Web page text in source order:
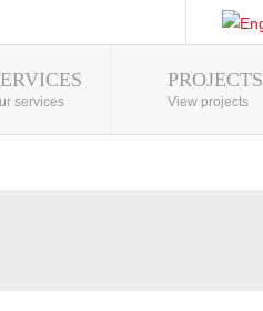
services
PROJECTS
View projects